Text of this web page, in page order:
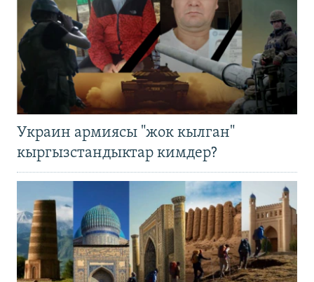
Украин армиясы "жок кылган"
кыргызстандыктар кимдер?